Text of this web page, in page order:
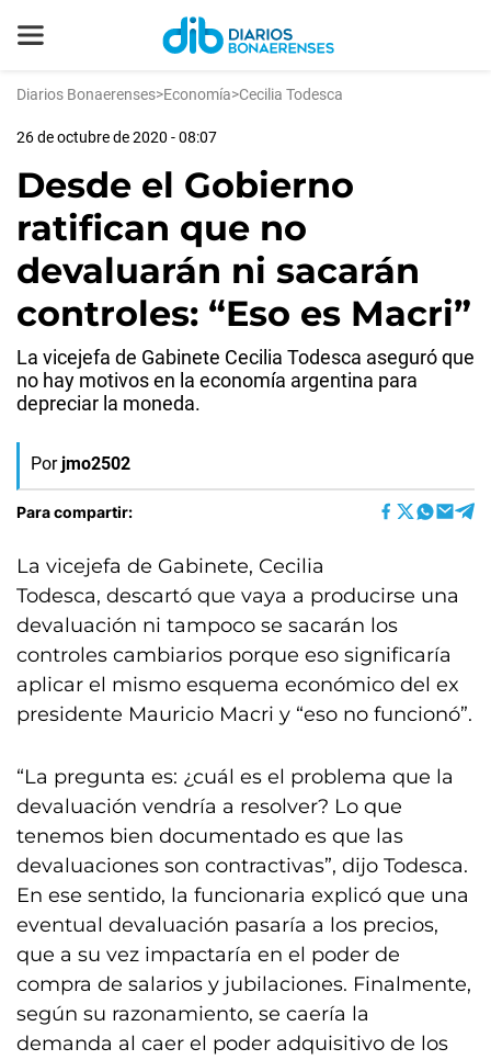
Diarios Bonaerenses>Economía>Cecilia Todesca
26 de octubre de 2020 - 08:07
Desde el Gobierno
ratifican que no
devaluarán ni sacarán
controles: “Eso es Macri”
La vicejefa de Gabinete Cecilia Todesca aseguró que
no hay motivos en la economía argentina para
depreciar la moneda.
Por jmo2502
Para compartir:
La vicejefa de Gabinete, Cecilia
Todesca, descartó que vaya a producirse una
devaluación ni tampoco se sacarán los
controles cambiarios porque eso significaría
aplicar el mismo esquema económico del ex
presidente Mauricio Macri y “eso no funcionó”.
“La pregunta es: ¿cuál es el problema que la
devaluación vendría a resolver? Lo que
tenemos bien documentado es que las
devaluaciones son contractivas”, dijo Todesca.
En ese sentido, la funcionaria explicó que una
eventual devaluación pasaría a los precios,
que a su vez impactaría en el poder de
compra de salarios y jubilaciones. Finalmente,
según su razonamiento, se caería la
demanda al caer el poder adquisitivo de los